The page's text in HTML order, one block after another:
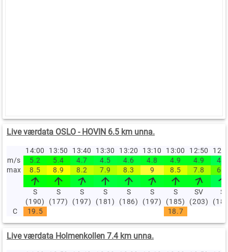
Live værdata OSLO - HOVIN 6.5 km unna.
14:00 13:50 13:40 13:30 13:20 13:10 13:00 12:50
m/s
5.2 5.4 4.7 4.5 4.6 4.8 4.9 4.9
4.2
max
8.5 8.9 8.2 7.9 8.3 9 8.5 7.8 6.7
S
(190)
S
(177)
S
(197)
S
(181)
S
(186)
S
(197)
S
(185)
SV
(203)
S
C
19.5 18.7
Live værdata Holmenkollen 7.4 km unna.